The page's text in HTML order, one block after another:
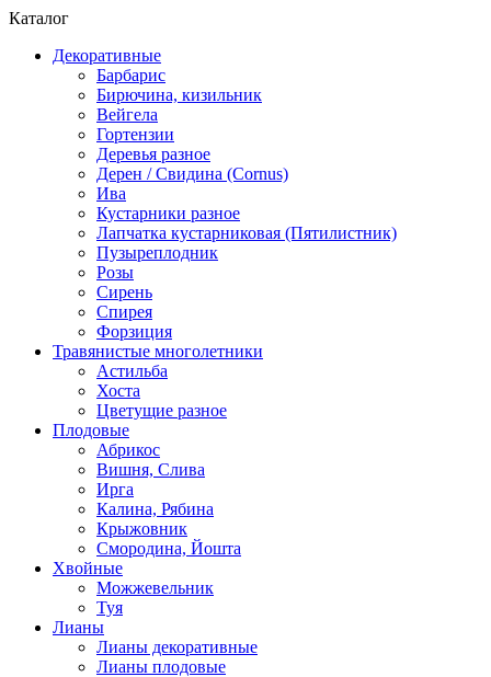
Каталог
Декоративные
Барбарис
Бирючина, кизильник
Вейгела
Гортензии
Деревья разное
Дерен / Свидина (Cornus)
Ива
Кустарники разное
Лапчатка кустарниковая (Пятилистник)
Пузыреплодник
Розы
Сирень
Спирея
Форзиция
Травянистые многолетники
Астильба
Хоста
Цветущие разное
Плодовые
Абрикос
Вишня, Слива
Ирга
Калина, Рябина
Крыжовник
Смородина, Йошта
Хвойные
Можжевельник
Туя
Лианы
Лианы декоративные
Лианы плодовые